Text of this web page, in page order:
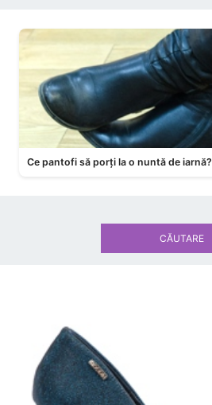
Ce pantofi să porți la o nuntă de iarnă?
CĂUTARE